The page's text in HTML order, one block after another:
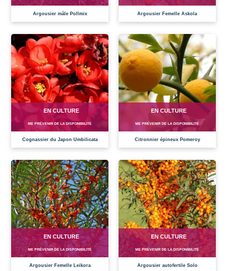
Argousier mâle Pollmix Argousier Femelle Askola
EN CULTURE
ME PRÉVENIR DE LA DISPONIBILITÉ
Cognassier du Japon Umbilicata
EN CULTURE
ME PRÉVENIR DE LA DISPONIBILITÉ
Citronnier épineux Pomeroy
EN CULTURE
ME PRÉVENIR DE LA DISPONIBILITÉ
Argousier Femelle Leikora
EN CULTURE
ME PRÉVENIR DE LA DISPONIBILITÉ
Argousier autofertile Solo